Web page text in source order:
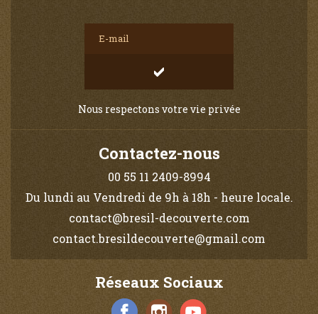
Nous respectons votre vie privée
Contactez-nous
00 55 11 2409-8994
Du lundi au Vendredi de 9h à 18h - heure locale.
contact@bresil-decouverte.com
contact.bresildecouverte@gmail.com
Réseaux Sociaux